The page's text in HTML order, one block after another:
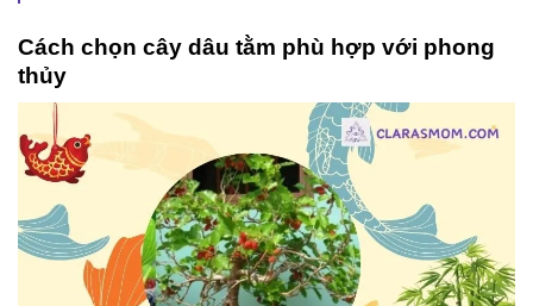
Cách chọn cây dâu tằm phù hợp với phong
thủy